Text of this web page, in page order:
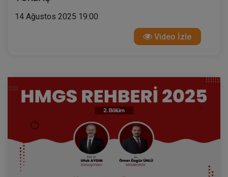
14 Ağustos 2025 19:00
Video İzle